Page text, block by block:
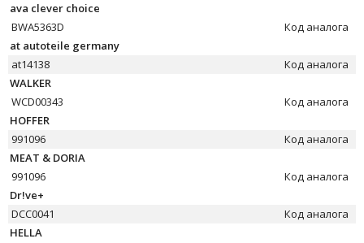
ava clever choice
BWA5363D
Код аналога
at autoteile germany
at14138
Код аналога
WALKER
WCD00343
Код аналога
HOFFER
991096
Код аналога
MEAT & DORIA
991096
Код аналога
Dr!ve+
DCC0041
Код аналога
HELLA